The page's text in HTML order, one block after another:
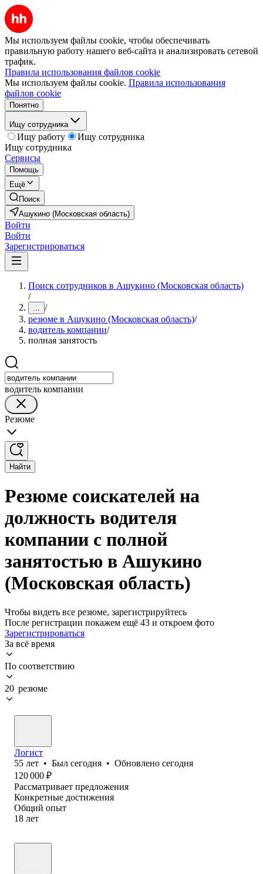
Мы используем файлы cookie, чтобы обеспечивать
правильную работу нашего веб-сайта и анализировать сетевой
трафик.
Правила использования файлов cookie
Мы используем файлы cookie. Правила использования
файлов cookie
Понятно
Ищу сотрудника
Ищу работу
Ищу сотрудника
Ищу сотрудника
Сервисы
Помощь
Ещё
Поиск
Ашукино (Московская область)
Войти
Войти
Зарегистрироваться
Поиск сотрудников в Ашукино (Московская область)
/
... /
резюме в Ашукино (Московская область)/
водитель компании/
полная занятость
водитель компании
Резюме
Найти
Резюме соискателей на
должность водителя
компании с полной
занятостью в Ашукино
(Московская область)
Чтобы видеть все резюме, зарегистрируйтесь
После регистрации покажем ещё 43 и откроем фото
Зарегистрироваться
За всё время
По соответствию
20 резюме
Логист
55 лет • Был сегодня • Обновлено сегодня
120 000 ₽
Рассматривает предложения
Конкретные достижения
Общий опыт
18 лет